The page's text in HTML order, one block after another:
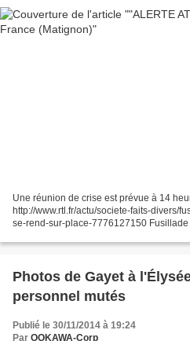
Une réunion de crise est prévue à 14
http://www.rtl.fr/actu/societe-faits-divers/
se-rend-sur-place-7776127150
Photos de Gayet à
personnel mutés
Publié le 30/11/2014 à 19:24
Par OOKAWA-Corp